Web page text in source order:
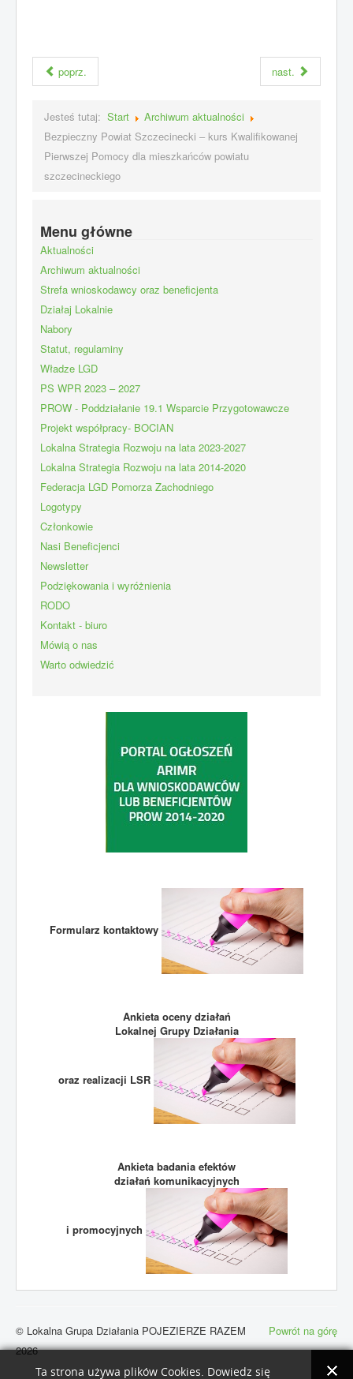
poprz. nast.
Jesteś tutaj: Start
Archiwum aktualności
Bezpieczny Powiat Szczecinecki – kurs Kwalifikowanej
Pierwszej Pomocy dla mieszkańców powiatu
szczecineckiego
Menu główne
Aktualności
Archiwum aktualności
Strefa wnioskodawcy oraz beneficjenta
Działaj Lokalnie
Nabory
Statut, regulaminy
Władze LGD
PS WPR 2023 – 2027
PROW - Poddziałanie 19.1 Wsparcie Przygotowawcze
Projekt współpracy- BOCIAN
Lokalna Strategia Rozwoju na lata 2023-2027
Lokalna Strategia Rozwoju na lata 2014-2020
Federacja LGD Pomorza Zachodniego
Logotypy
Członkowie
Nasi Beneficjenci
Newsletter
Podziękowania i wyróżnienia
RODO
Kontakt - biuro
Mówią o nas
Warto odwiedzić
Formularz kontaktowy
Ankieta oceny działań
Lokalnej Grupy Działania
oraz realizacji LSR
Ankieta badania efektów
działań komunikacyjnych
i promocyjnych
Powrót na górę
© Lokalna Grupa Działania POJEZIERZE RAZEM
2026
Ta strona używa plików Cookies. Dowiedz się